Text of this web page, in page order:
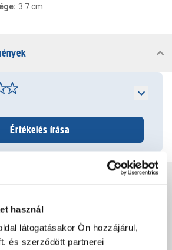
használ
látogatásakor Ön hozzájárul,
és szerződött partnerei
: 3.7 cm
Értékelés írása